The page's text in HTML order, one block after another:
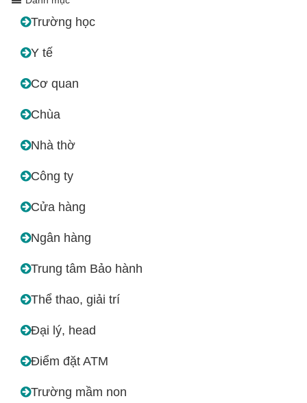
Trường học
Y tế
Cơ quan
Chùa
Nhà thờ
Công ty
Cửa hàng
Ngân hàng
Trung tâm Bảo hành
Thể thao, giải trí
Đại lý, head
Điểm đặt ATM
Trường mầm non